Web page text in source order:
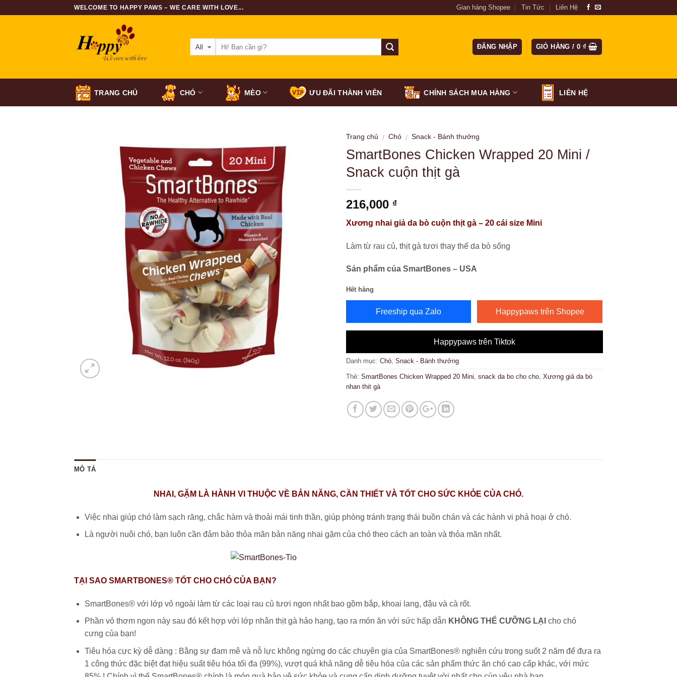
WELCOME TO HAPPY PAWS – WE CARE WITH LOVE... Gian hàng Shopee Tin Tức Liên Hệ
ĐĂNG NHẬP GIỎ HÀNG / 0 ₫
TRANG CHỦ CHÓ MÈO ƯU ĐÃI THÀNH VIÊN CHÍNH SÁCH MUA HÀNG LIÊN HỆ
Trang chủ / Chó / Snack - Bánh thưởng
SmartBones Chicken Wrapped 20 Mini /
Snack cuộn thịt gà
216,000 ₫
Xương nhai giả da bò cuộn thịt gà – 20 cái size Mini
Làm từ rau củ, thịt gà tươi thay thế da bò sống
Sản phẩm của SmartBones – USA
Hết hàng
Freeship qua Zalo Happypaws trên Shopee
Happypaws trên Tiktok
Danh mục: Chó Snack - Bánh thưởng
Thẻ: SmartBones Chicken Wrapped 20 Mini snack da bo cho cho Xương giả da bò
nhan thit gà
MÔ TẢ
NHAI, GẶM LÀ HÀNH VI THUỘC VỀ BẢN NĂNG, CẦN THIẾT VÀ TỐT CHO SỨC KHỎE CỦA CHÓ.
Việc nhai giúp chó làm sạch răng, chắc hàm và thoải mái tinh thần, giúp phòng tránh trạng thái buồn chán và các hành vi phá hoại ở chó.
Là người nuôi chó, bạn luôn cần đảm bảo thỏa mãn bản năng nhai gặm của chó theo cách an toàn và thỏa mãn nhất.
TẠI SAO SMARTBONES® TỐT CHO CHÓ CỦA BẠN?
SmartBones® với lớp vỏ ngoài làm từ các loại rau củ tươi ngon nhất bao gồm bắp, khoai lang, đậu và cà rốt.
Phần vỏ thơm ngon này sau đó kết hợp với lớp nhân thịt gà hảo hạng, tạo ra món ăn với sức hấp dẫn KHÔNG THỂ CƯỠNG LẠI cho chó
cưng của bạn!
Tiêu hóa cực kỳ dễ dàng : Bằng sự đam mê và nỗ lực không ngừng do các chuyên gia của SmartBones® nghiên cứu trong suốt 2 năm để đưa ra
1 công thức đặc biệt đạt hiệu suất tiêu hóa tối đa (99%), vượt quá khả năng dễ tiêu hóa của các sản phẩm thức ăn chó cao cấp khác, với mức